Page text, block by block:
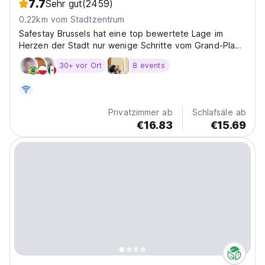
7.7Sehr gut(2459)
0.22km vom Stadtzentrum
Safestay Brussels hat eine top bewertete Lage im
Herzen der Stadt nur wenige Schritte vom Grand-Place
und m entfernt.
30+ vor Ort 8 events
Privatzimmer ab
€16.83
Schlafsäle ab
€15.69